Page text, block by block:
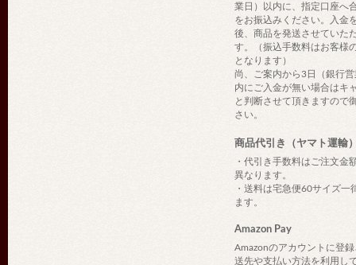
業日）以内に、指定口座へ
をお振込みください。入金
後、商品を発送させていた
す。（振込手数料はお客様
となります）
尚、ご案内から3日（銀行
内にご入金が無い場合はキ
と判断させて頂きますので
さい。
商品代引き（ヤマト運輸
・代引き手数料はご注文金
異なります。
・送料は宅急便60サイズ一
ます。
Amazon Pay
Amazonのアカウントに登
送先や支払い方法を利用し